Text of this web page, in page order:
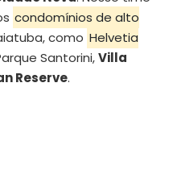
condomínios de alto
como Helvetia
Santorini,Villa
Reserve.